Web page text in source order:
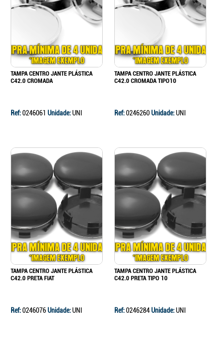
TAMPA CENTRO JANTE PLÁSTICA
C42.0 CROMADA
Ref:0246061 Unidade:UNI
TAMPA CENTRO JANTE PLÁSTICA
C42.0 CROMADA TIPO10
Ref:0246260Unidade:UNI
TAMPA CENTRO JANTE PLÁSTICA
C42.0 PRETA FIAT
Ref:0246076Unidade:UNI
TAMPA CENTRO JANTE PLÁSTICA
C42.0 PRETA TIPO 10
Ref:0246284Unidade:UNI
Continuar a comprar
Ir para o carrinho